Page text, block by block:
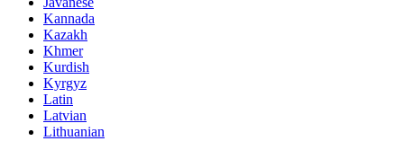
Kannada
Kazakh
Khmer
Kurdish
Kyrgyz
Latin
Latvian
Lithuanian